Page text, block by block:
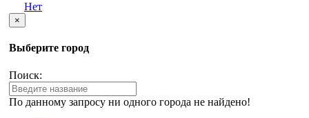
Нет
×
Выберите город
Поиск:
По данному запросу ни одного города не найдено!